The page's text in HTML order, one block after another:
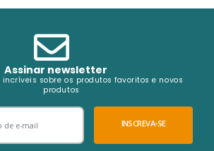
Assinar newsletter
incríveis sobre os produtos favoritos e novos
produtos
INSCREVA-SE